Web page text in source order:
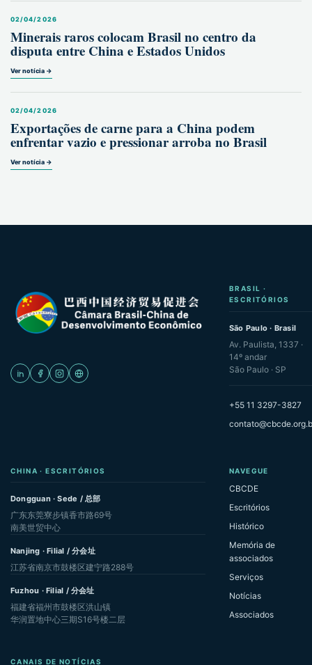
02/04/2026
Minerais raros colocam Brasil no centro da
disputa entre China e Estados Unidos
Ver notícia →
02/04/2026
Exportações de carne para a China podem
enfrentar vazio e pressionar arroba no Brasil
Ver notícia →
BRASIL ·
ESCRITÓRIOS
São Paulo · Brasil
Av. Paulista, 1337 ·
14º andar
São Paulo · SP
+55 11 3297-3827
CHINA · ESCRITÓRIOS
Dongguan · Sede / 总部
广东东莞寮步镇香市路69号
南美世贸中心
Nanjing · Filial / 分会址
江苏省南京市鼓楼区建宁路288号
Fuzhou · Filial / 分会址
福建省福州市鼓楼区洪山镇
华润置地中心三期S16号楼二层
NAVEGUE
CBCDE
Escritórios
Histórico
Memória de
associados
Serviços
Notícias
Associados
CANAIS DE NOTÍCIAS